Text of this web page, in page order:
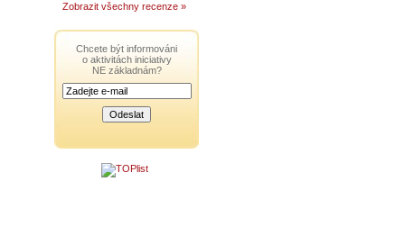
Zobrazit všechny recenze »
Chcete být informováni
o aktivitách iniciativy
NE základnám?